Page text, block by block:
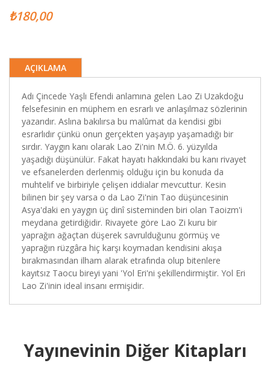
₺180,00
AÇIKLAMA
Adı Çincede Yaşlı Efendi anlamına gelen Lao Zi Uzakdoğu
felsefesinin en müphem en esrarlı ve anlaşılmaz sözlerinin
yazarıdır. Aslına bakılırsa bu malûmat da kendisi gibi
esrarlıdır çünkü onun gerçekten yaşayıp yaşamadığı bir
sırdır. Yaygın kanı olarak Lao Zi'nin M.Ö. 6. yüzyılda
yaşadığı düşünülür. Fakat hayatı hakkındaki bu kanı rivayet
ve efsanelerden derlenmiş olduğu için bu konuda da
muhtelif ve birbiriyle çelişen iddialar mevcuttur. Kesin
bilinen bir şey varsa o da Lao Zi'nin Tao düşüncesinin
Asya'daki en yaygın üç dinî sisteminden biri olan Taoizm'i
meydana getirdiğidir. Rivayete göre Lao Zi kuru bir
yaprağın ağaçtan düşerek savrulduğunu görmüş ve
yaprağın rüzgâra hiç karşı koymadan kendisini akışa
bırakmasından ilham alarak etrafında olup bitenlere
kayıtsız Taocu bireyi yani 'Yol Eri'ni şekillendirmiştir. Yol Eri
Lao Zi'inin ideal insanı ermişidir.
Yayınevinin Diğer Kitapları